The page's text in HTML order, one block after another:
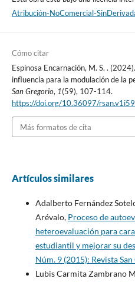
Atribución-NoComercial-
Cómo citar
Espinosa Encarnación, M. S. .
influencia para la modulación de la
San Gregorio, 1(59), 107-114.
https://doi.org/10.36097/
Más formatos de cita
Artículos similares
Adalberto Fernández
Arévalo, Proceso de
heteroevaluación para
estudiantil y mejorar su
Núm. 9 (2015): Revista
Lubis Carmita Zambrano